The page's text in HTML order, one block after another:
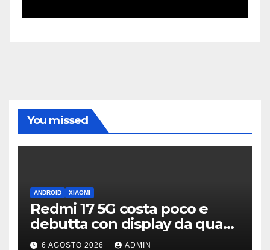
You missed
ANDROID XIAOMI
Redmi 17 5G costa poco e
debutta con display da quasi
7 pollici e batteria enorme
6 AGOSTO 2026 ADMIN